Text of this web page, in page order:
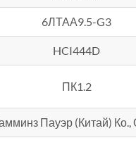
6ЛТАА9.5-G3
HCI444D
ПК1.2
Пауэр (Китай)